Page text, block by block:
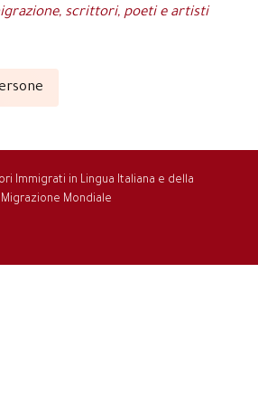
scrittori, poeti e artisti
Immigrati in Lingua Italiana e della
Mondiale